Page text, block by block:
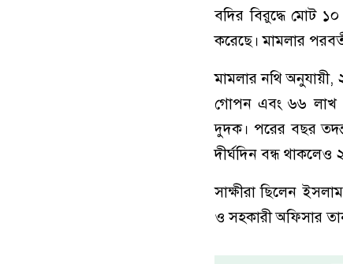
বদির বিরুদ্ধে মোট ১০
করেছে। মামলার
মামলার নথি
গোপন এবং ৬৬ লাখ
দুদক। পরের বছর
দীর্ঘদিন বন্ধ
সাক্ষীরা ছিলেন
ও সহকারী অফিসার